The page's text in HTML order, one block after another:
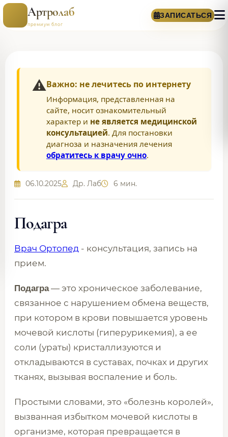
Артролаб
премиум блог
ЗАПИСАТЬСЯ
⚠️Важно: не лечитесь по интернету
Информация, представленная на
сайте, носит ознакомительный
характер и не является медицинской
консультацией. Для постановки
диагноза и назначения лечения
обратитесь к врачу очно.
06.10.2025 Др. Лаб 6 мин.
Подагра
Врач Ортопед - консультация, запись на
прием.
Подагра— это хроническое заболевание,
связанное с нарушением обмена веществ,
при котором в крови повышается уровень
мочевой кислоты (гиперурикемия), а ее
соли (ураты) кристаллизуются и
откладываются в суставах, почках и других
тканях, вызывая воспаление и боль.
Простыми словами, это «болезнь королей»,
вызванная избытком мочевой кислоты в
организме, которая превращается в